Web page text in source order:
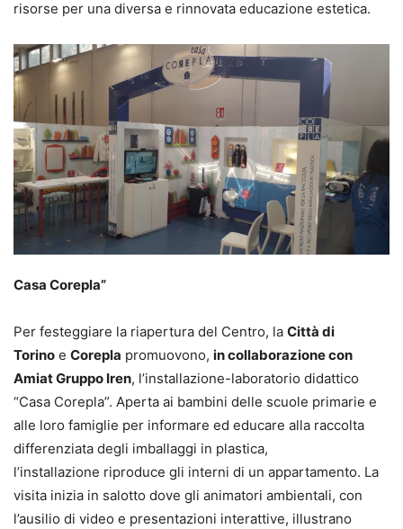
risorse per una diversa e rinnovata educazione estetica.
Casa Corepla”
Per festeggiare la riapertura del Centro, la Città di
Torino e Corepla promuovono, in collaborazione con
Amiat Gruppo Iren, l’installazione-laboratorio didattico
“Casa Corepla”. Aperta ai bambini delle scuole primarie e
alle loro famiglie per informare ed educare alla raccolta
differenziata degli imballaggi in plastica,
l’installazione riproduce gli interni di un appartamento. La
visita inizia in salotto dove gli animatori ambientali, con
l’ausilio di video e presentazioni interattive, illustrano